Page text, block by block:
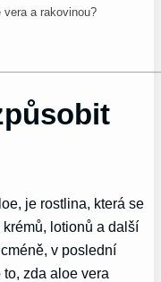
a rakovinou?
je rostlina, která se
lotionů a další
v poslední
zda aloe vera